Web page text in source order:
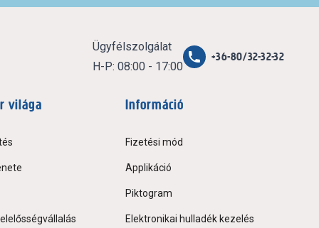
Ügyfélszolgálat
H-P: 08:00 - 17:00
+36-80/32-32-32
világa Információ
Fizetési mód
Applikáció
Piktogram
Elektronikai hulladék kezelés